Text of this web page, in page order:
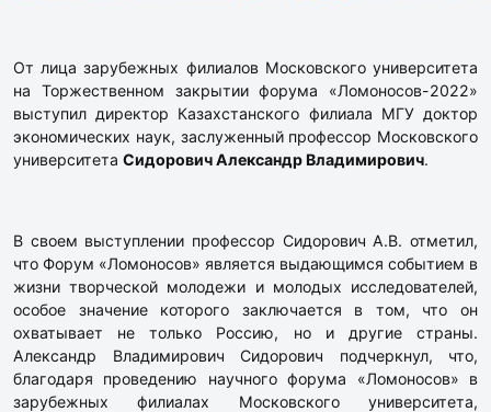
От лица зарубежных филиалов Московского университета
на Торжественном закрытии форума «Ломоносов-2022»
выступил директор Казахстанского филиала МГУ доктор
экономических наук, заслуженный профессор Московского
университета Сидорович Александр Владимирович.
В своем выступлении профессор Сидорович А.В. отметил,
что Форум «Ломоносов» является выдающимся событием в
жизни творческой молодежи и молодых исследователей,
особое значение которого заключается в том, что он
охватывает не только Россию, но и другие страны.
Александр Владимирович Сидорович подчеркнул, что,
благодаря проведению научного форума «Ломоносов» в
зарубежных филиалах Московского университета,